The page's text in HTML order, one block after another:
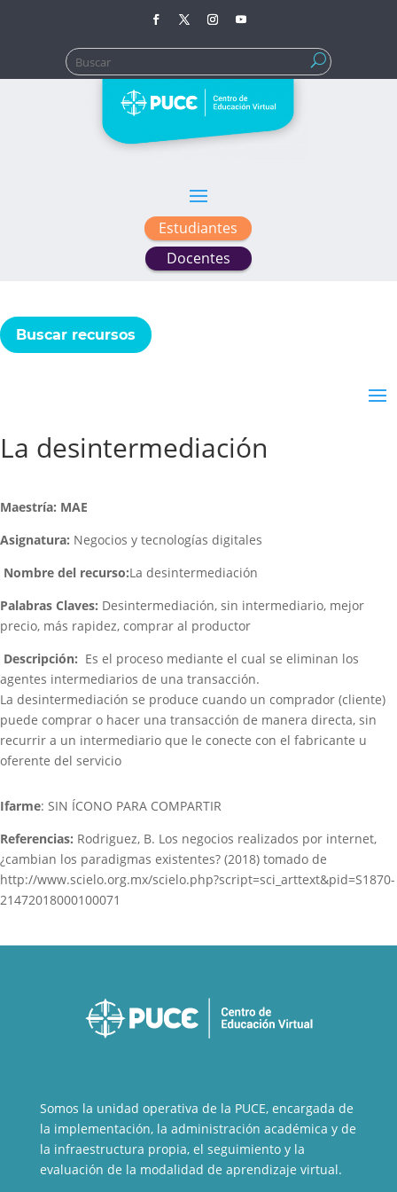
Buscar:
Estudiantes
Docentes
Buscar recursos
La desintermediación
Maestría: MAE
Asignatura: Negocios y tecnologías digitales
Nombre del recurso:La desintermediación
Palabras Claves: Desintermediación, sin intermediario, mejor
precio, más rapidez, comprar al productor
Descripción: Es el proceso mediante el cual se eliminan los
agentes intermediarios de una transacción.​
La desintermediación se produce cuando un comprador (cliente)
puede comprar o hacer una transacción de manera directa, sin
recurrir a un intermediario que le conecte con el fabricante u
oferente del servicio
Ifarme: SIN ÍCONO PARA COMPARTIR
Referencias: Rodriguez, B. Los negocios realizados por internet,
¿cambian los paradigmas existentes? (2018) tomado de
http://www.scielo.org.mx/scielo.php?script=sci_arttext&pid=S1870-
21472018000100071
Somos la unidad operativa de la PUCE, encargada de
la implementación, la administración académica y de
la infraestructura propia, el seguimiento y la
evaluación de la modalidad de aprendizaje virtual.